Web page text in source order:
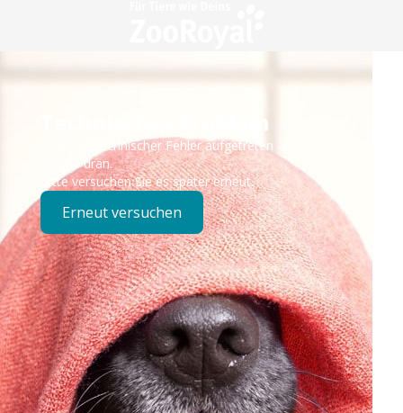
Technisches Problem
Es ist ein technischer Fehler aufgetreten – wir sind
bereits dran.
Bitte versuchen Sie es später erneut.
Erneut versuchen